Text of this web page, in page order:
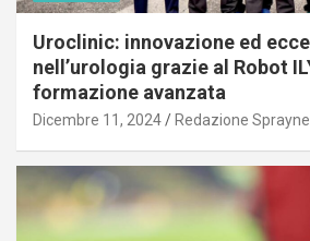
Uroclinic: innovazione ed
nell’urologia grazie al Robot
formazione avanzata
Dicembre 11, 2024 Redazione